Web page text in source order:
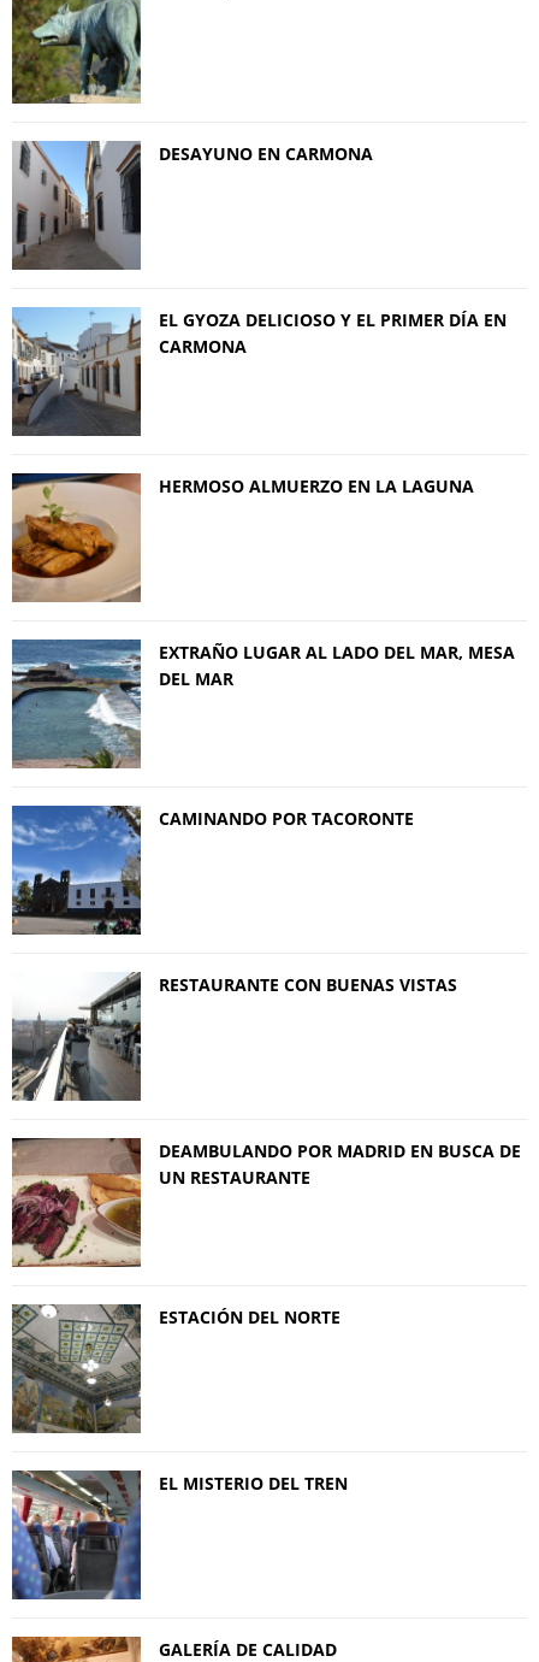
DESAYUNO EN CARMONA
EL GYOZA DELICIOSO Y EL PRIMER DÍA EN
CARMONA
HERMOSO ALMUERZO EN LA LAGUNA
EXTRAÑO LUGAR AL LADO DEL MAR, MESA
DEL MAR
CAMINANDO POR TACORONTE
RESTAURANTE CON BUENAS VISTAS
DEAMBULANDO POR MADRID EN BUSCA DE
UN RESTAURANTE
ESTACIÓN DEL NORTE
EL MISTERIO DEL TREN
GALERÍA DE CALIDAD